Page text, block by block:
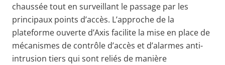
chaussée tout en surveillant le passage par les
principaux points d’accès. L’approche de la
plateforme ouverte d’Axis facilite la mise en place de
mécanismes de contrôle d’accès et d’alarmes anti-
intrusion tiers qui sont reliés de manière